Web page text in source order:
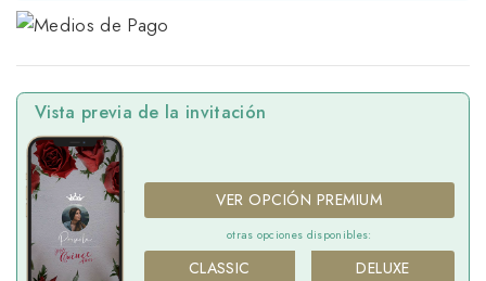
Vista previa de la invitación
VER OPCIÓN PREMIUM
otras opciones disponibles:
CLASSIC DELUXE